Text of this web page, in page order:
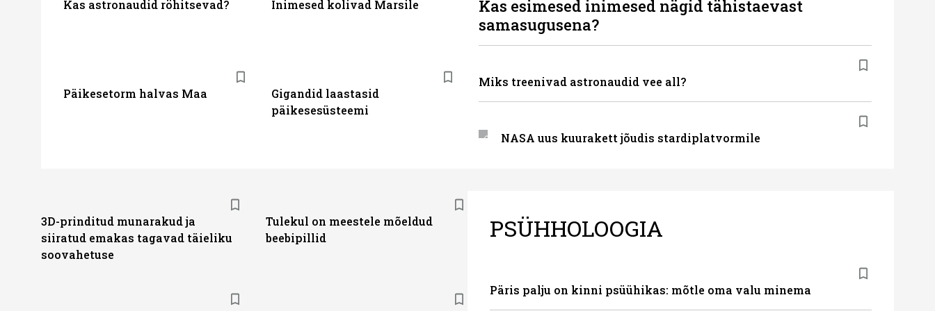
Kas astronaudid röhitsevad? Inimesed kolivad Marsile
Kas esimesed inimesed nägid tähistaevast
samasugusena?
Miks treenivad astronaudid vee all?
NASA uus kuurakett jõudis stardiplatvormile
Päikesetorm halvas Maa
Gigandid laastasid
päikesesüsteemi
3D-prinditud munarakud ja
siiratud emakas tagavad täieliku
soovahetuse
Tulekul on meestele mõeldud
beebipillid
PSÜHHOLOOGIA
Päris palju on kinni psüühikas: mõtle oma valu minema